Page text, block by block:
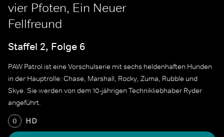
vier Pfoten, Ein Neuer
Fellfreund
Staffel 2, Folge 6
PAW Patrol ist eine Vorschulserie mit sechs heldenhaften Hunden
in der Hauptrolle: Chase, Marshall, Rocky, Zuma, Rubble und
Skye. Sie werden von dem 10-jährigen Technikliebhaber Ryder
angeführt.
0 HD